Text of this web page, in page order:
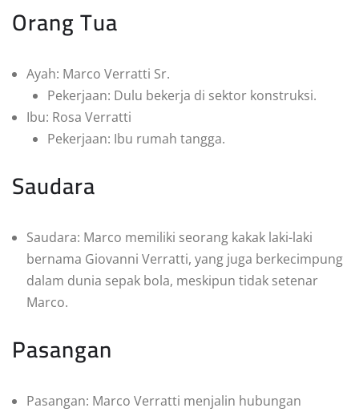
Orang Tua
Ayah: Marco Verratti Sr.
Pekerjaan: Dulu bekerja di sektor konstruksi.
Ibu: Rosa Verratti
Pekerjaan: Ibu rumah tangga.
Saudara
Saudara: Marco memiliki seorang kakak laki-laki
bernama Giovanni Verratti, yang juga berkecimpung
dalam dunia sepak bola, meskipun tidak setenar
Marco.
Pasangan
Pasangan: Marco Verratti menjalin hubungan